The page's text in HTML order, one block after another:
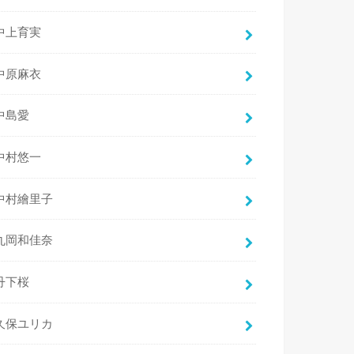
上育実
原麻衣
島愛
村悠一
村繪里子
岡和佳奈
下桜
保ユリカ